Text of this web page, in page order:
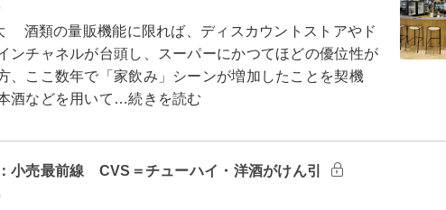
酒類の量販機能に限れば、ディスカウントストアやド
ンチャネルが台頭し、スーパーにかつてほどの優位性が
、ここ数年で「家飲み」シーンが増加したことを契機
酒などを用いて…続きを読む
小売最前線 CVS＝チューハイ・洋酒がけん引